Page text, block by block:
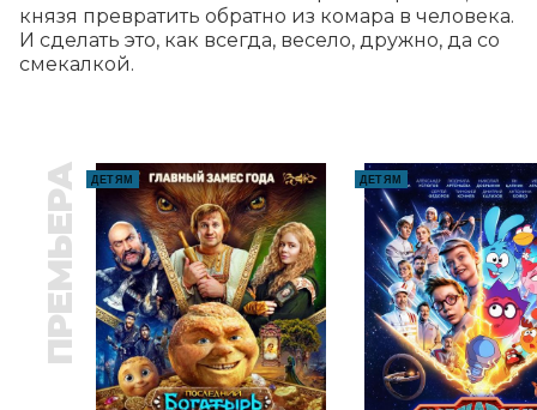
князя превратить обратно из комара в человека.
И сделать это, как всегда, весело, дружно, да со
смекалкой.
ПРЕМЬЕРА ДЕТЯМ ДЕТЯМ